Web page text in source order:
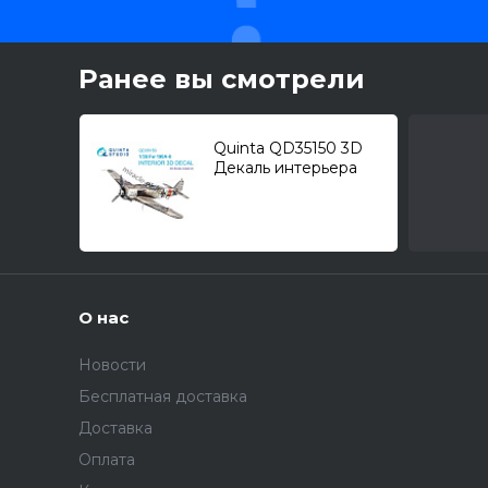
Ранее вы смотрели
Quinta QD35150 3D
Декаль интерьера
О нас
Новости
Бесплатная доставка
Доставка
Оплата